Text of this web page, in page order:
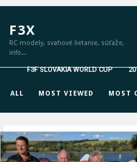
F3X
RC modely, svahové lietanie, súťaže,
info...
F3F SLOVAKIA WORLD CUP
ALL MOST VIEWED MOST